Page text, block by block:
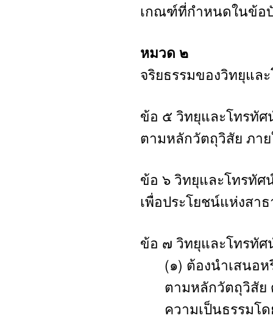
เกณฑ์ที่กำหนดในข้อ
หมวด ๒
จริยธรรมของวิทยุแล
ข้อ ๕ วิทยุและโทรทัศ
ตามหลักวัตถุวิสัย ภา
ข้อ ๖ วิทยุและโทรทัศ
เพื่อประโยชน์แห่งสา
ข้อ ๗ วิทยุและโทรทั
(๑) ต้องนำเสนอ
ตามหลักวัตถุวิสัย
ความเป็นธรรมโ